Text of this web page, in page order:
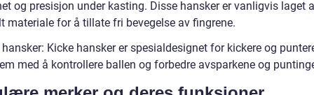
og presisjon under kasting. Disse hansker er vanligvis laget
materiale for å tillate fri bevegelse av fingrene.
Kicke hansker er spesialdesignet for kickere og
med å kontrollere ballen og forbedre avsparkene og